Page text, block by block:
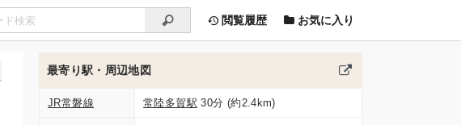
閲覧履歴 お気に入り
最寄り駅・周辺地図
JR常磐線 常陸多賀駅 30分 (約2.4km)